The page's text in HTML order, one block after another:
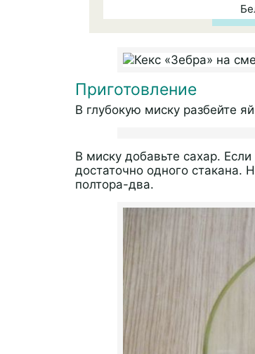
Приготовление
В глубокую миску разбейте
В миску добавьте сахар.
достаточно одного стакана.
полтора-два.